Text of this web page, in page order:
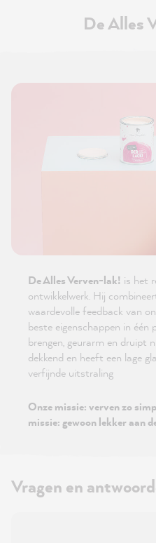
De Alles
De Alles Verven-lak! is het
ontwikkelwerk. Hij
waardevolle feedback van
beste eigenschappen in
brengen, geurarm en druipt
dekkend en heeft een lage
verfijnde uitstraling
Onze missie: verven zo
missie: gewoon lekker aan
Vragen en